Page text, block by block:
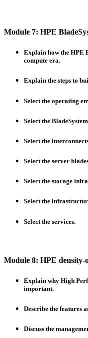
Module 7: HPE
Explain how the HPE
compute era.
Explain the steps to
Select the operating
Select the
Select the
Select the server
Select the storage
Select the
Select the services.
Module 8: HPE density-
Explain why High
important.
Describe the features
Discuss the